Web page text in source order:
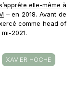
elle-même à
– en 2018. Avant de
comme head of
2021.
XAVIER HOCHE